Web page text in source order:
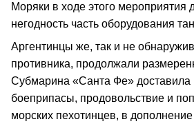
Моряки в ходе этого мероприятия
негодность часть оборудования
Аргентинцы же, так и не
противника, продолжали
Субмарина «Санта Фе» доставила
боеприпасы, продовольствие и
морских пехотинцев, в